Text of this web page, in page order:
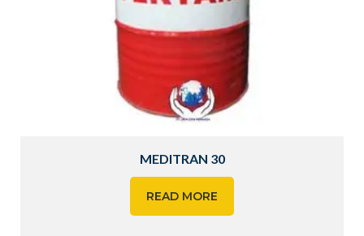
MEDITRAN 30
READ MORE